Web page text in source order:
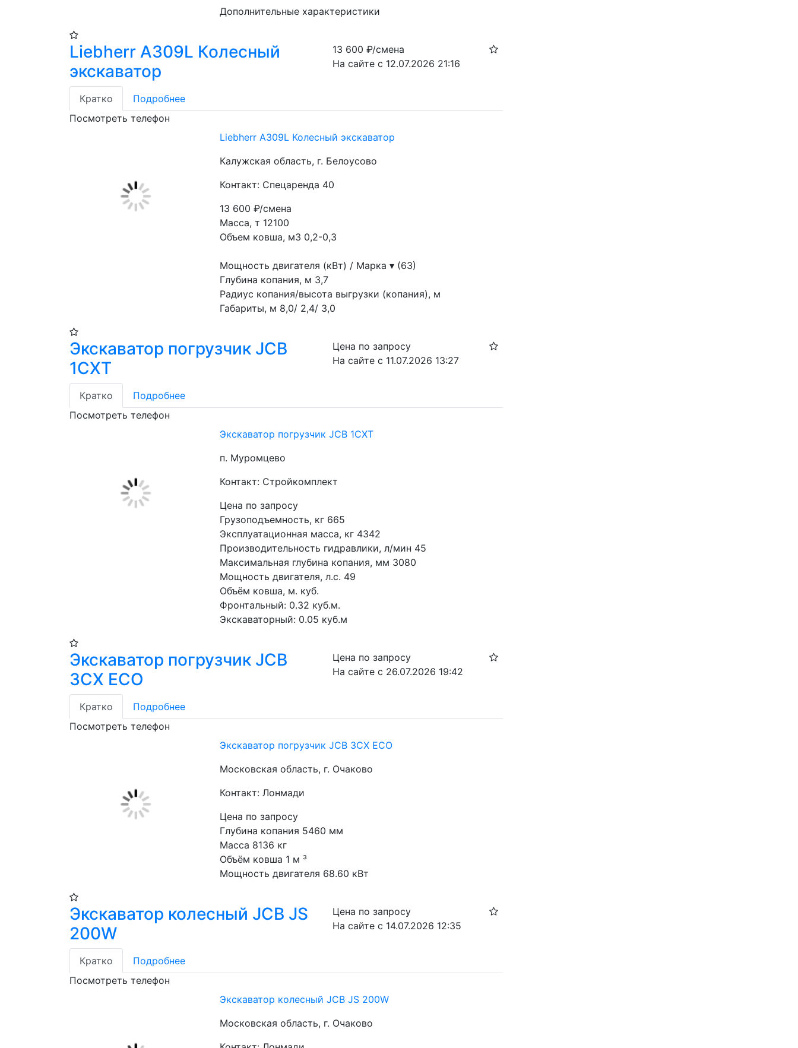
Дополнительные характеристики
Liebherr A309L Колесный
экскаватор
13 600₽/смена
На сайте с 12.07.2026 21:16
Кратко
Подробнее
Посмотреть телефон
Liebherr A309L Колесный экскаватор
Калужская область, г. Белоусово
Контакт: Спецаренда 40
13 600₽/смена
Масса, т 12100
Объем ковша, м3 0,2-0,3
Мощность двигателя (кВт) / Марка ▾ (63)
Глубина копания, м 3,7
Радиус копания/высота выгрузки (копания), м
Габариты, м 8,0/ 2,4/ 3,0
Экскаватор погрузчик JCB
1CXT
Цена по запросу
На сайте с 11.07.2026 13:27
Кратко
Подробнее
Посмотреть телефон
Экскаватор погрузчик JCB 1CXT
п. Муромцево
Контакт: Стройкомплект
Цена по запросу
Грузоподъемность, кг 665
Эксплуатационная масса, кг 4342
Производительность гидравлики, л/мин 45
Максимальная глубина копания, мм 3080
Мощность двигателя, л.с. 49
Объём ковша, м. куб.
Фронтальный: 0.32 куб.м.
Экскаваторный: 0.05 куб.м
Экскаватор погрузчик JCB
3CX ECO
Цена по запросу
На сайте с 26.07.2026 19:42
Кратко
Подробнее
Посмотреть телефон
Экскаватор погрузчик JCB 3CX ECO
Московская область, г. Очаково
Контакт: Лонмади
Цена по запросу
Глубина копания 5460 мм
Масса 8136 кг
Объём ковша 1 м ³
Мощность двигателя 68.60 кВт
Экскаватор колесный JCB JS
200W
Цена по запросу
На сайте с 14.07.2026 12:35
Кратко
Подробнее
Посмотреть телефон
Экскаватор колесный JCB JS 200W
Московская область, г. Очаково